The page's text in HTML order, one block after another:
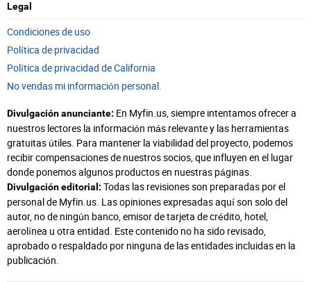
Legal
Condiciones de uso
Política de privacidad
Política de privacidad de California
No vendas mi información personal.
Divulgación anunciante: En Myfin.us, siempre intentamos ofrecer a
nuestros lectores la información más relevante y las herramientas
gratuitas útiles. Para mantener la viabilidad del proyecto, podemos
recibir compensaciones de nuestros socios, que influyen en el lugar
donde ponemos algunos productos en nuestras páginas.
Divulgación editorial: Todas las revisiones son preparadas por el
personal de Myfin.us. Las opiniones expresadas aquí son solo del
autor, no de ningún banco, emisor de tarjeta de crédito, hotel,
aerolínea u otra entidad. Este contenido no ha sido revisado,
aprobado o respaldado por ninguna de las entidades incluidas en la
publicación.